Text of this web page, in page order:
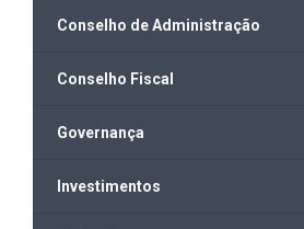
Conselho de Administração
Conselho Fiscal
Governança
Investimentos